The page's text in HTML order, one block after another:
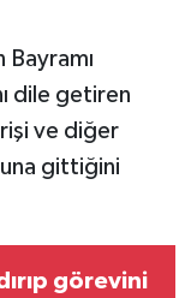
Bayramı
dile getiren
ve diğer
gittiğini
görevini